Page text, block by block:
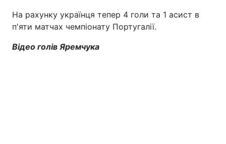
На рахунку українця тепер 4 голи та 1 асист в
п'яти матчах чемпіонату Португалії.
Відео голів Яремчука